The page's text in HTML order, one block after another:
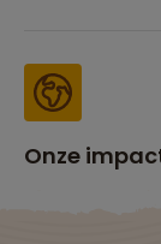
Onze